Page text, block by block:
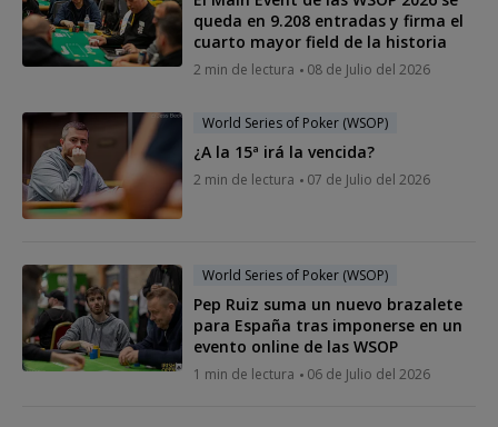
queda en 9.208 entradas y firma el
cuarto mayor field de la historia
2 min de lectura 08 de Julio del 2026
World Series of Poker (WSOP)
¿A la 15ª irá la vencida?
2 min de lectura 07 de Julio del 2026
World Series of Poker (WSOP)
Pep Ruiz suma un nuevo brazalete
para España tras imponerse en un
evento online de las WSOP
1 min de lectura 06 de Julio del 2026